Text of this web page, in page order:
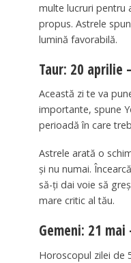
multe lucruri pentru
propus. Astrele
lumină favorabilă.
Taur: 20 aprilie
Această zi te va
importante, spune
perioadă în care
Astrele arată o
și nu numai.
să-ți dai voie să
mare critic al tău.
Gemeni: 21 mai
Horoscopul zilei de